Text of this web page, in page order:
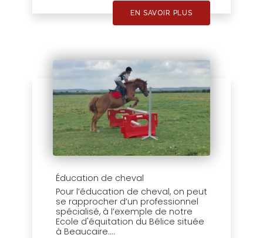
EN SAVOIR PLUS
Éducation de cheval
Pour l’éducation de cheval, on peut
se rapprocher d’un professionnel
spécialisé, à l’exemple de notre
Ecole d'équitation du Bélice située
à Beaucaire....